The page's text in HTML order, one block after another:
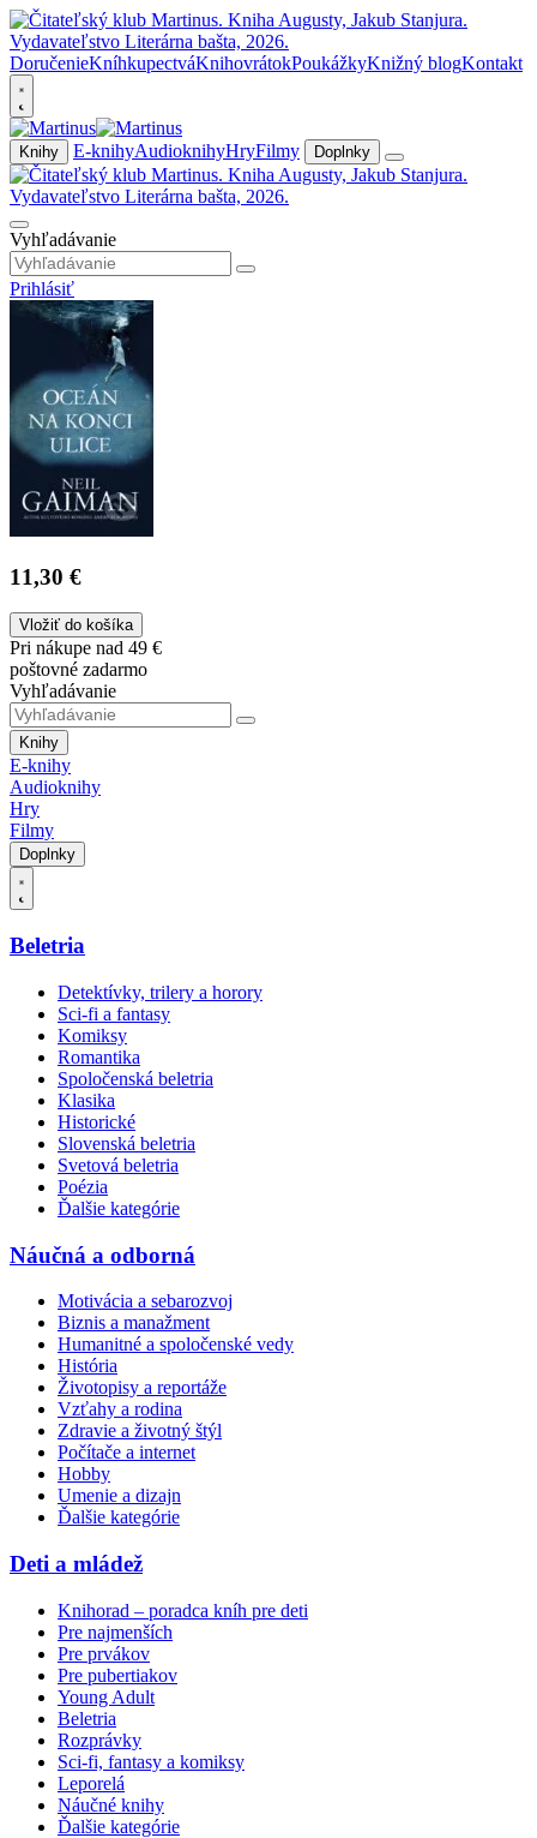
DoručenieKníhkupectváKnihovrátokPoukážkyKnižný blogKontakt
Knihy E-knihyAudioknihyHryFilmy Doplnky
Vyhľadávanie
Prihlásiť
11,30 €
Vložiť do košíka
Pri nákupe nad 49 €
poštovné zadarmo
Vyhľadávanie
Knihy
E-knihy
Audioknihy
Hry
Filmy
Doplnky
Beletria
Detektívky, trilery a horory
Sci-fi a fantasy
Komiksy
Romantika
Spoločenská beletria
Klasika
Historické
Slovenská beletria
Svetová beletria
Poézia
Ďalšie kategórie
Náučná a odborná
Motivácia a sebarozvoj
Biznis a manažment
Humanitné a spoločenské vedy
História
Životopisy a reportáže
Vzťahy a rodina
Zdravie a životný štýl
Počítače a internet
Hobby
Umenie a dizajn
Ďalšie kategórie
Deti a mládež
Knihorad – poradca kníh pre deti
Pre najmenších
Pre prvákov
Pre pubertiakov
Young Adult
Beletria
Rozprávky
Sci-fi, fantasy a komiksy
Leporelá
Náučné knihy
Ďalšie kategórie